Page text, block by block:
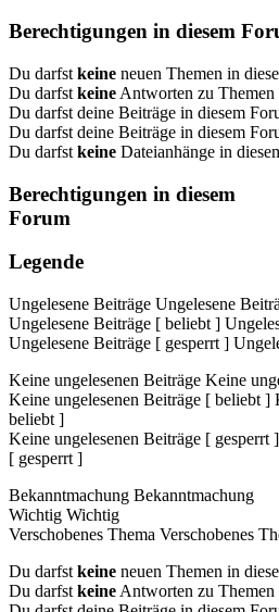
Berechtigungen in diesem
Du darfst keine neuen Themen in
Du darfst keine Antworten zu Themen
Du darfst deine Beiträge in diesem
Du darfst deine Beiträge in diesem
Du darfst keine Dateianhänge in
Berechtigungen in diesem
Forum
Legende
Ungelesene Beiträge Ungelesene
Ungelesene Beiträge [ beliebt ]
Ungelesene Beiträge [ gesperrt ]
Keine ungelesenen Beiträge Keine
Keine ungelesenen Beiträge [ beliebt ]
beliebt ]
Keine ungelesenen Beiträge [ gesperrt ]
[ gesperrt ]
Bekanntmachung Bekanntmachung
Wichtig Wichtig
Verschobenes Thema Verschobenes
Du darfst keine neuen Themen in
Du darfst keine Antworten zu Themen